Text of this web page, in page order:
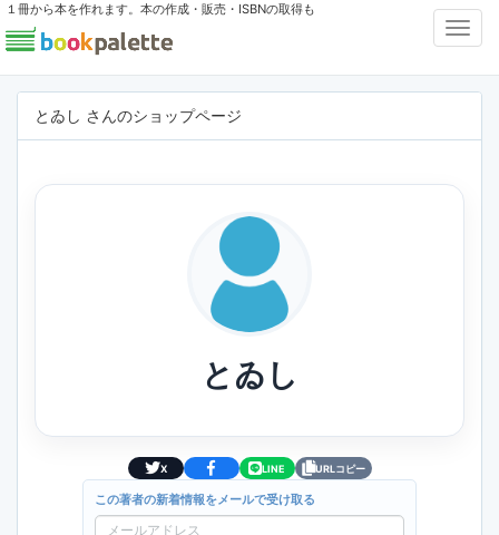
１冊から本を作れます。本の作成・販売・ISBNの取得も
とゐし さんのショップページ
とゐし
X LINE URLコピー
この著者の新着情報をメールで受け取る